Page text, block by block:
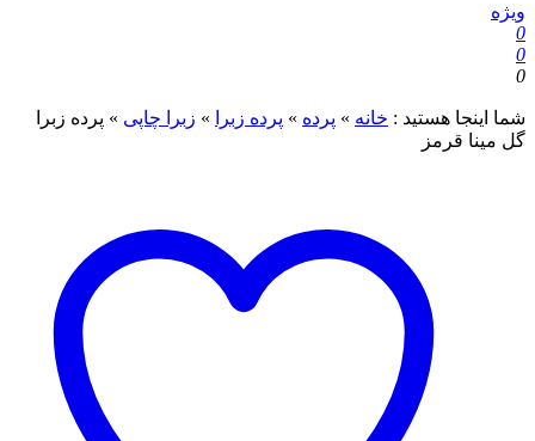
ویژه
0
0
0
شما اینجا هستید : خانه » پرده » پرده زبرا » زبرا چاپی » پرده زبرا
گل مینا قرمز